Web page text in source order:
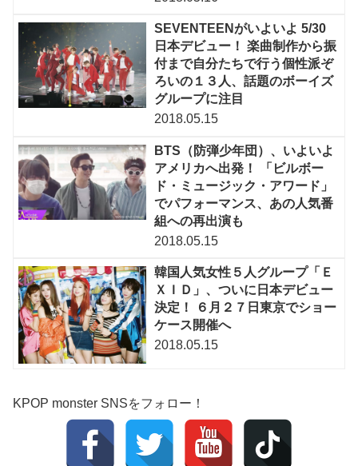
SEVENTEENがいよいよ 5/30
日本デビュー！ 楽曲制作から振
付まで自分たちで行う個性派ぞ
ろいの１３人、話題のボーイズ
グループに注目
2018.05.15
BTS（防弾少年団）、いよいよ
アメリカへ出発！ 「ビルボー
ド・ミュージック・アワード」
でパフォーマンス、あの人気番
組への再出演も
2018.05.15
韓国人気女性５人グループ「Ｅ
ＸＩＤ」、ついに日本デビュー
決定！ ６月２７日東京でショー
ケース開催へ
2018.05.15
KPOP monster SNSをフォロー！